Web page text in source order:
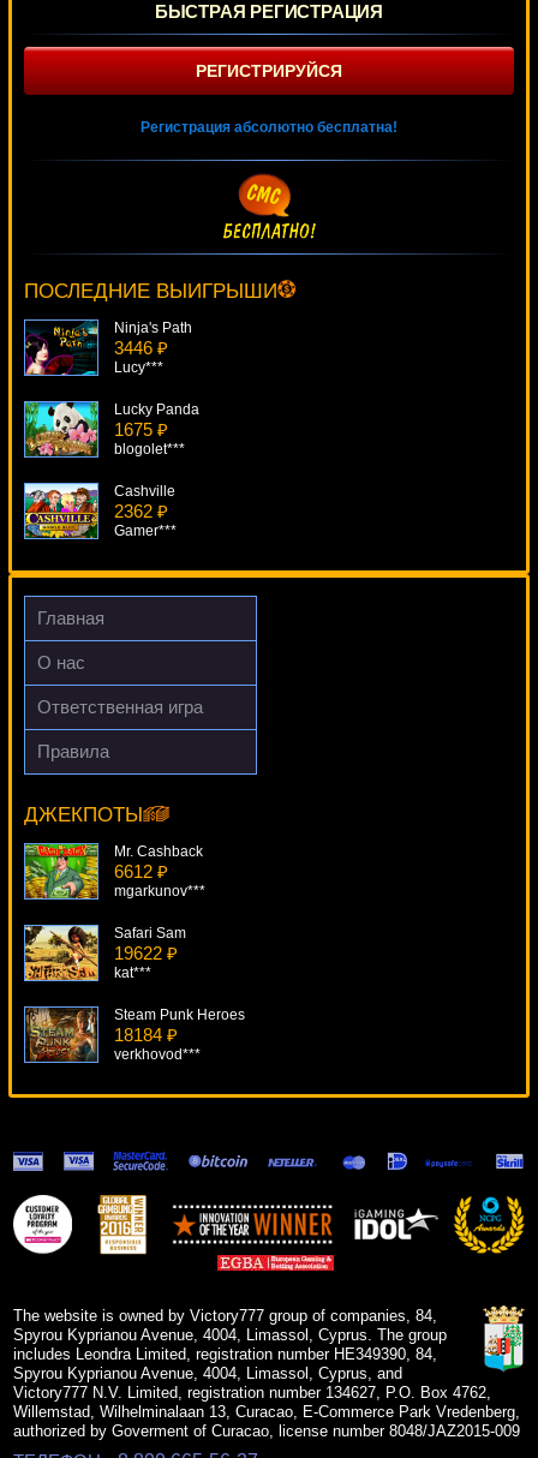
БЫСТРАЯ РЕГИСТРАЦИЯ
РЕГИСТРИРУЙСЯ
Регистрация абсолютно бесплатна!
ПОСЛЕДНИЕ ВЫИГРЫШИ
Panamer***
Ninja's Path
3446 ₽
Lucy***
Lucky Panda
1675 ₽
blogolet***
Cashville
2362 ₽
Gamer***
Battlestar Galactica
3211 ₽
Lucy***
Главная
О нас
Ответственная игра
Правила
ДЖЕКПОТЫ
Plenty On Twenty
loto***
Mr. Cashback
6612 ₽
mgarkunov***
Safari Sam
19622 ₽
kat***
Steam Punk Heroes
18184 ₽
verkhovod***
Captain Venture
18750 ₽
Serg***
Fruits And Royals
The website is owned by Victory777 group of companies, 84,
Spyrou Kyprianou Avenue, 4004, Limassol, Cyprus. The group
includes Leondra Limited, registration number HE349390, 84,
Spyrou Kyprianou Avenue, 4004, Limassol, Cyprus, and
Victory777 N.V. Limited, registration number 134627, P.O. Box 4762,
Willemstad, Wilhelminalaan 13, Curacao, E-Commerce Park Vredenberg,
authorized by Goverment of Curacao, license number 8048/JAZ2015-009